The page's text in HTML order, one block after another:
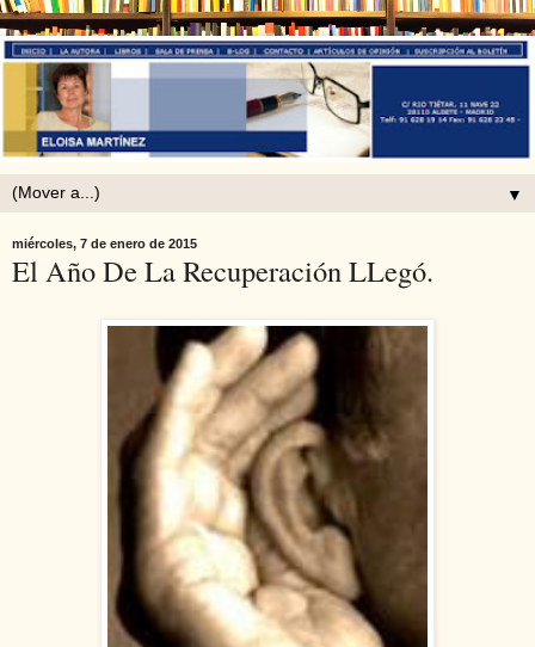
▼
miércoles, 7 de enero de 2015
El Año De La Recuperación LLegó.